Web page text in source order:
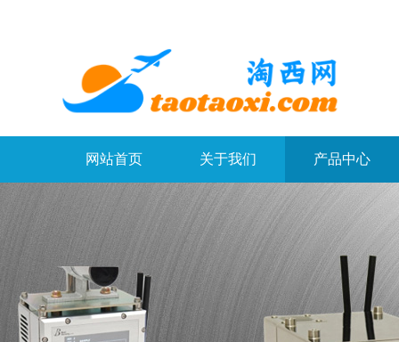
网站首页 关于我们 产品中心